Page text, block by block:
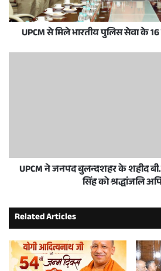
UPCM से मिले भारतीय पुलिस सेवा के 16
UPCM ने जनपद बुलन्दशहर के शहीद
सिंह को श्रद्धांजलि
Related Articles